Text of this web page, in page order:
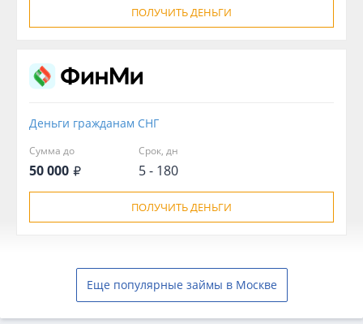
ПОЛУЧИТЬ ДЕНЬГИ
Деньги гражданам СНГ
Сумма до
50 000
Срок, дн
5 - 180
ПОЛУЧИТЬ ДЕНЬГИ
Еще популярные займы в Москве